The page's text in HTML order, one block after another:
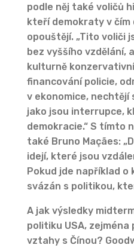
podle něj také voličů
kteří demokraty v čím
opouštějí. „Tito voliči
bez vyššího vzdělání,
kulturně
financování policie,
v ekonomice,
jako jsou interrupce,
demokracie.“ S tímto
také Bruno Maçães:
idejí, které jsou
Pokud jde například o
svázán s politikou,
A jak výsledky
politiku USA, zejména
vztahy s Čínou?